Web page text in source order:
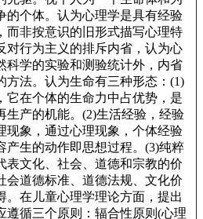
的个体。认为心理学是具有经验
而非按意识的旧形式描写心理特
对行为主义的排斥内省，认为心
科学的实验和测验统计外，内省
方法。认为生命有三种形态：(1)
它在个体的生命力中占优势，是
生产的机能。(2)生活经验，经验
现象，通过心理现象，个体经验
产生的动作即思想过程。(3)纯粹
表文化、社会、道德和宗教的价
会道德标准、道德法规、文化价
。在儿童心理学理论方面，提出
遵循三个原则：辐合性原则(心理